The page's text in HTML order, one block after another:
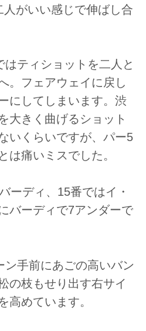
がいい感じで伸ばし合
ティショットを二人と
。フェアウェイに戻し
にしてしまいます。渋
大きく曲げるショット
いくらいですが、パー5
は痛いミスでした。
ーディ、15番ではイ・
バーディで7アンダーで
ン手前にあごの高いバン
の枝もせり出す右サイ
高めています。